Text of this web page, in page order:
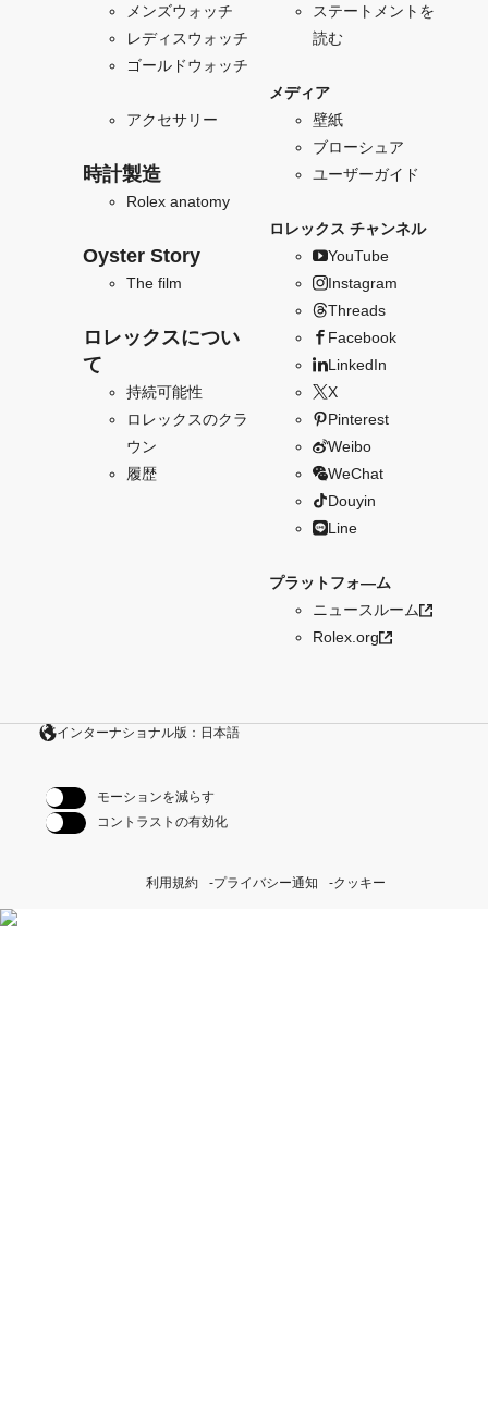
メンズウォッチ
レディスウォッチ
ゴールドウォッチ
アクセサリー
時計製造
Rolex anatomy
Oyster Story
The film
ロレックスについ
て
持続可能性
ロレックスのクラ
ウン
履歴
ステートメントを
読む
メディア
壁紙
ブローシュア
ユーザーガイド
ロレックス チャンネル
YouTube
Instagram
Threads
Facebook
LinkedIn
X
Pinterest
Weibo
WeChat
Douyin
Line
プラットフォ―ム
ニュースルーム
Rolex.org
インターナショナル版：日本語
モーションを減らす
コントラストの有効化
利用規約 プライバシー通知 クッキー